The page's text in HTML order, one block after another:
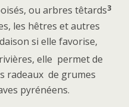
ou arbres têtards3
les hêtres et autres
si elle favorise,
elle permet de
radeaux de grumes
pyrénéens.